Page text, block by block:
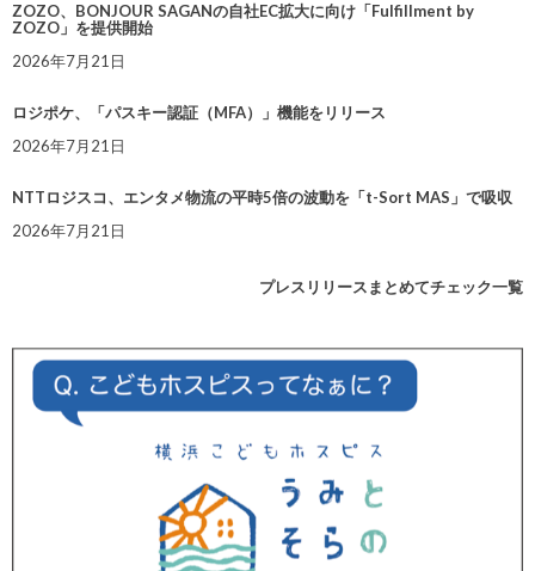
ZOZO、BONJOUR SAGANの自社EC拡大に向け「Fulfillment by
ZOZO」を提供開始
2026年7月21日
ロジポケ、「パスキー認証（MFA）」機能をリリース
2026年7月21日
NTTロジスコ、エンタメ物流の平時5倍の波動を「t-Sort MAS」で吸収
2026年7月21日
プレスリリースまとめてチェック一覧